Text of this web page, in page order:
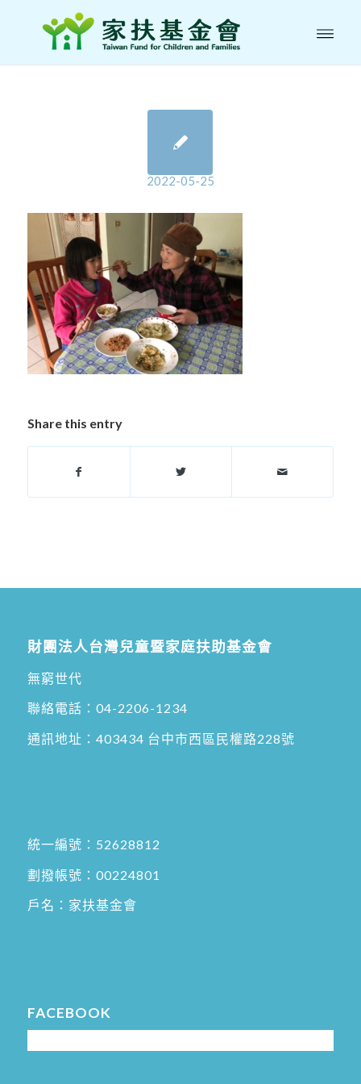
2022-05-25
Share this entry
財團法人台灣兒童暨家庭扶助基金會
無窮世代
聯絡電話： 04-2206-1234
通訊地址： 403434 台中市西區民權路228號
統一編號：52628812
劃撥帳號：00224801
戶名：家扶基金會
FACEBOOK